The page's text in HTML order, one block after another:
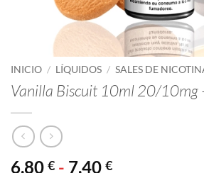
INICIO / LÍQUIDOS / SALES DE
Vanilla Biscuit 10ml 20/10mg
6,80 € - 7,40 €Rango